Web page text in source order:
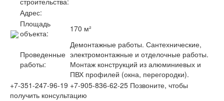
Адрес:
Площадь
объекта:
170 м²
Проведенные
работы:
Демонтажные работы. Сантехнические,
электромонтажные и отделочные работы.
Монтаж конструкций из алюминиевых и
ПВХ профилей (окна, перегородки).
+7-351-247-96-19 +7-905-836-62-25 Позвоните, чтобы
получить консультацию